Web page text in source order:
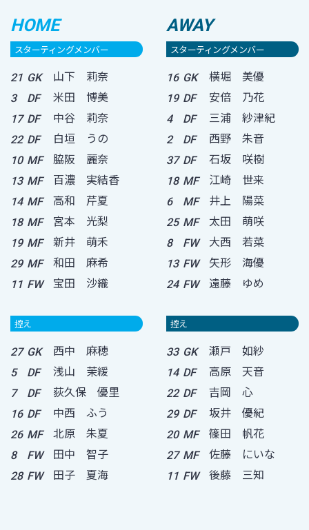
HOME
スターティングメンバー
21 GK 山下 莉奈
3 DF 米田 博美
17 DF 中谷 莉奈
22 DF 白垣 うの
10 MF 脇阪 麗奈
13 MF 百濃 実結香
14 MF 高和 芹夏
18 MF 宮本 光梨
19 MF 新井 萌禾
29 MF 和田 麻希
11 FW 宝田 沙織
控え
27 GK 西中 麻穂
5 DF 浅山 茉緩
7 DF 荻久保 優里
16 DF 中西 ふう
26 MF 北原 朱夏
8 FW 田中 智子
28 FW 田子 夏海
AWAY
スターティングメンバー
16 GK 横堀 美優
19 DF 安倍 乃花
4 DF 三浦 紗津紀
2 DF 西野 朱音
37 DF 石坂 咲樹
18 MF 江崎 世来
6 MF 井上 陽菜
25 MF 太田 萌咲
8 FW 大西 若菜
13 FW 矢形 海優
24 FW 遠藤 ゆめ
控え
33 GK 瀬戸 如紗
14 DF 高原 天音
22 DF 吉岡 心
29 DF 坂井 優紀
20 MF 篠田 帆花
27 MF 佐藤 にいな
11 FW 後藤 三知